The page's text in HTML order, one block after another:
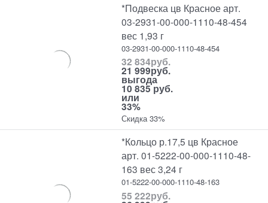
*Подвеска цв Красное арт.
03-2931-00-000-1110-48-454
вес 1,93 г
03-2931-00-000-1110-48-454
32 834руб.
21 999руб.
выгода
10 835 руб.
или
33%
Скидка 33%
*Кольцо р.17,5 цв Красное
арт. 01-5222-00-000-1110-48-
163 вес 3,24 г
01-5222-00-000-1110-48-163
55 222руб.